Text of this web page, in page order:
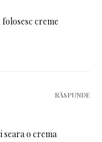
creme
seara o crema
RĂSPUNDE